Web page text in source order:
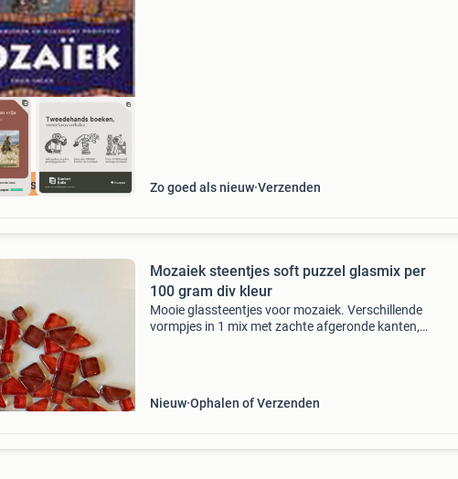
prijs Zo goed als nieuw Verzenden
Mozaiek steentjes soft puzzel glasmix per
100 gram div kleur
Mooie glassteentjes voor mozaiek. Verschillende
vormpjes in 1 mix met zachte afgeronde kanten,
Nieuw Ophalen of Verzenden